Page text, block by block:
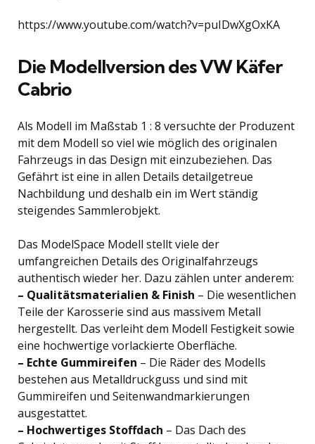
https://www.youtube.com/watch?v=puIDwXgOxKA
Die Modellversion des VW Käfer
Cabrio
Als Modell im Maßstab 1 : 8 versuchte der Produzent
mit dem Modell so viel wie möglich des originalen
Fahrzeugs in das Design mit einzubeziehen. Das
Gefährt ist eine in allen Details detailgetreue
Nachbildung und deshalb ein im Wert ständig
steigendes Sammlerobjekt.
Das ModelSpace Modell stellt viele der
umfangreichen Details des Originalfahrzeugs
authentisch wieder her. Dazu zählen unter anderem:
– Qualitätsmaterialien & Finish – Die wesentlichen
Teile der Karosserie sind aus massivem Metall
hergestellt. Das verleiht dem Modell Festigkeit sowie
eine hochwertige vorlackierte Oberfläche.
– Echte Gummireifen – Die Räder des Modells
bestehen aus Metalldruckguss und sind mit
Gummireifen und Seitenwandmarkierungen
ausgestattet.
– Hochwertiges Stoffdach – Das Dach des